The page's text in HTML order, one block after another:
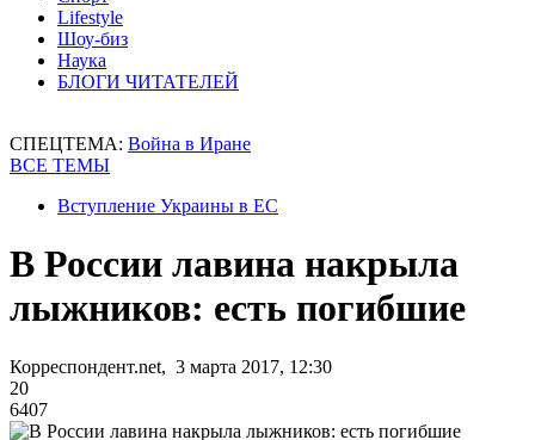
Lifestyle
Шоу-биз
Наука
БЛОГИ ЧИТАТЕЛЕЙ
СПЕЦТЕМА: Война в Иране
ВСЕ ТЕМЫ
Вступление Украины в ЕС
В России лавина накрыла
лыжников: есть погибшие
Корреспондент.net, 3 марта 2017, 12:30
20
6407